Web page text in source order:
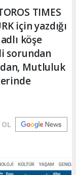
TIMES
için yazdığı
köşe
sorundan
Mutluluk